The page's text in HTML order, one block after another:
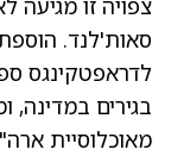
סאות'לנד.